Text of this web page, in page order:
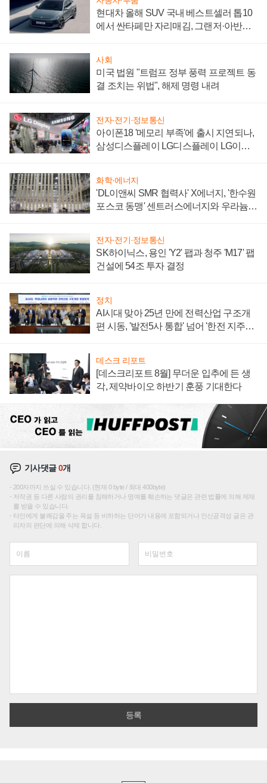
현대차 올해 SUV 국내 베스트셀러 톱10
에서 싼타페만 자리매김, 그랜저·아반떼
사회
미국 법원 "트럼프 정부 풍력 프로젝트 동
결 조치는 위법", 해제 명령 내려
전자·전기·정보통신
아이폰18 '메모리 부족'에 출시 지연되나,
삼성디스플레이 LG디스플레이 LG이노
화학·에너지
'DL이앤씨 SMR 협력사' X에너지, '한수원
포스코 동맹' 센트러스에너지와 우라늄
전자·전기·정보통신
SK하이닉스, 용인 'Y2' 팹과 청주 'M17' 팹
건설에 54조 투자 결정
정치
AI시대 맞아 25년 만에 전력산업 구조개
편 시동, '발전5사 통합' 넘어 '한전 지주사'
데스크 리포트
[데스크리포트 8월] 무더운 입추에 든 생
각, 제약바이오 하반기 훈풍 기대한다
기사댓글0개
200자까지 쓰실 수 있습니다. (현재 0 byte / 최대 400byte)
저작권 등 다른 사람의 권리를 침해하거나 명예를 훼손하는 댓글은 관련 법률에 의해 제재
를 받을 수 있습니다.
타인에게 불쾌감을 주는 욕설 등 비하하는 단어가 내용에 포함되거나 인신공격성 글은 관
리자의 판단에 의해 삭제 합니다.